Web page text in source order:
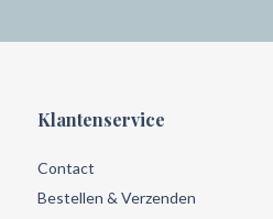
Klantenservice
Contact
Bestellen & Verzenden